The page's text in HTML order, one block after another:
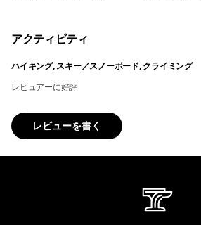
アクティビティ
ハイキング, スキー／スノーボード, クライミング
レビュアーに好評
レビューを書く